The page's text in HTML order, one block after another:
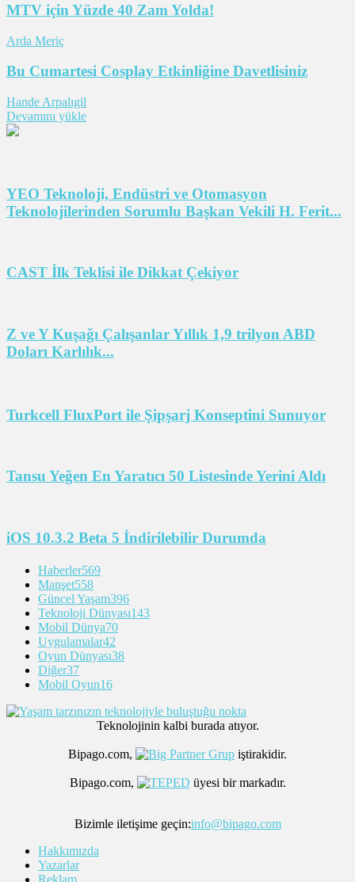
MTV için Yüzde 40 Zam Yolda!
Arda Meriç
Bu Cumartesi Cosplay Etkinliğine Davetlisiniz
Hande Arpalıgil
Devamını yükle
YEO Teknoloji, Endüstri ve Otomasyon
Teknolojilerinden Sorumlu Başkan Vekili H. Ferit...
CAST İlk Teklisi ile Dikkat Çekiyor
Z ve Y Kuşağı Çalışanlar Yıllık 1,9 trilyon ABD
Doları Karlılık...
Turkcell FluxPort ile Şipşarj Konseptini Sunuyor
Tansu Yeğen En Yaratıcı 50 Listesinde Yerini Aldı
iOS 10.3.2 Beta 5 İndirilebilir Durumda
Haberler569
Manşet558
Güncel Yaşam396
Teknoloji Dünyası143
Mobil Dünya70
Uygulamalar42
Oyun Dünyası38
Diğer37
Mobil Oyun16
Teknolojinin kalbi burada atıyor.
Bipago.com, iştirakidir.
Bipago.com, üyesi bir markadır.
Bizimle iletişime geçin:info@bipago.com
Hakkımızda
Yazarlar
Reklam